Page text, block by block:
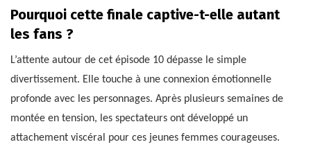
Pourquoi cette finale captive-t-elle autant
les fans ?
L’attente autour de cet épisode 10 dépasse le simple
divertissement. Elle touche à une connexion émotionnelle
profonde avec les personnages. Après plusieurs semaines de
montée en tension, les spectateurs ont développé un
attachement viscéral pour ces jeunes femmes courageuses.